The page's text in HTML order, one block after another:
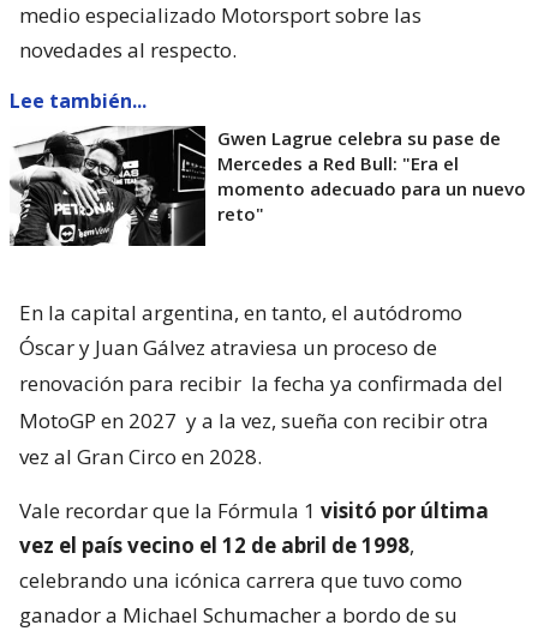
medio especializado Motorsport sobre las
novedades al respecto.
Lee también...
Gwen Lagrue celebra su pase de
Mercedes a Red Bull: "Era el
momento adecuado para un nuevo
reto"
En la capital argentina, en tanto, el autódromo
Óscar y Juan Gálvez atraviesa un proceso de
renovación para recibir la fecha ya confirmada del
MotoGP en 2027 y a la vez, sueña con recibir otra
vez al Gran Circo en 2028.
Vale recordar que la Fórmula 1 visitó por última
vez el país vecino el 12 de abril de 1998,
celebrando una icónica carrera que tuvo como
ganador a Michael Schumacher a bordo de su